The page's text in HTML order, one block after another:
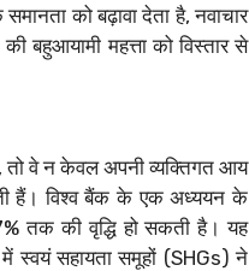
को बढ़ावा देता है, नवाचार
बहुआयामी महत्ता को विस्तार से
तो वे न केवल अपनी व्यक्तिगत आय
हैं। विश्व बैंक के एक अध्ययन के
तक की वृद्धि हो सकती है। यह
में स्वयं सहायता समूहों (SHGs) ने